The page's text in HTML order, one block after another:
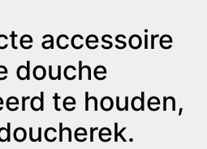
accessoire
douche
te houden,